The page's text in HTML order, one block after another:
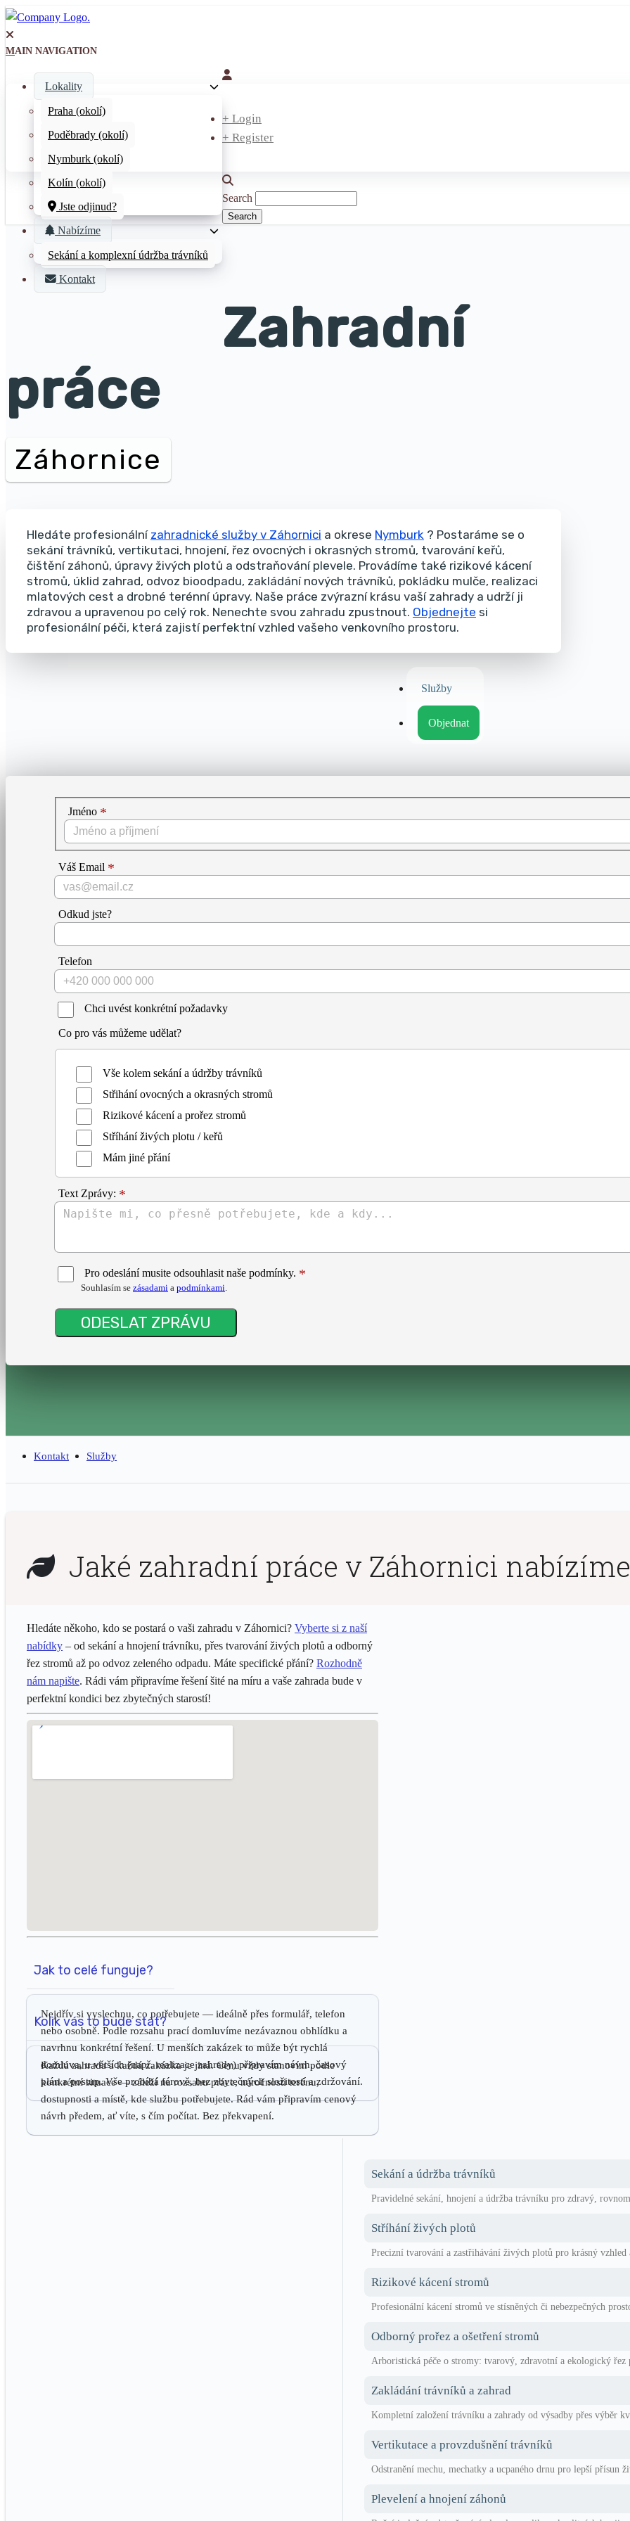
MAIN NAVIGATION
Lokality
Praha (okolí)
Poděbrady (okolí)
Nymburk (okolí)
Kolín (okolí)
Jste odjinud?
Nabízíme
Sekání a komplexní údržba trávníků
Kontakt
+ Login
+ Register
Search
Zahradní
práce
Záhornice
Hledáte profesionální zahradnické služby v Záhornici a okrese Nymburk ? Postaráme se o
sekání trávníků, vertikutaci, hnojení, řez ovocných i okrasných stromů, tvarování keřů,
čištění záhonů, úpravy živých plotů a odstraňování plevele. Provádíme také rizikové kácení
stromů, úklid zahrad, odvoz bioodpadu, zakládání nových trávníků, pokládku mulče, realizaci
mlatových cest a drobné terénní úpravy. Naše práce zvýrazní krásu vaší zahrady a udrží ji
zdravou a upravenou po celý rok. Nenechte svou zahradu zpustnout. Objednejte si
profesionální péči, která zajistí perfektní vzhled vašeho venkovního prostoru.
Služby
Objednat
Jméno
Váš Email
Odkud jste?
Telefon
Chci uvést konkrétní požadavky
Co pro vás můžeme udělat?
Vše kolem sekání a údržby trávníků
Střihání ovocných a okrasných stromů
Rizikové kácení a prořez stromů
Stříhání živých plotu / keřů
Mám jiné přání
Text Zprávy:
Pro odeslání musite odsouhlasit naše podmínky.
Souhlasím se zásadami a podmínkami
Kontakt Služby
Jaké zahradní práce v Záhornici
Hledáte někoho, kdo se postará o vaši zahradu v Záhornici? Vyberte si z naší
nabídky – od sekání a hnojení trávníku, přes tvarování živých plotů a odborný
řez stromů až po odvoz zeleného odpadu. Máte specifické přání? Rozhodně
nám napište. Rádi vám připravíme řešení šité na míru a vaše zahrada bude v
perfektní kondici bez zbytečných starostí!
Jak to celé funguje?
Nejdřív si vyslechnu, co potřebujete — ideálně přes formulář, telefon
nebo osobně. Podle rozsahu prací domluvíme nezávaznou obhlídku a
navrhnu konkrétní řešení. U menších zakázek to může být rychlá
domluva, u větších (např. realizace zahrady) připravím návrh, časový
plán a postup. Vše probíhá férově, bez zbytečných složitostí a zdržování.
Kolik vás to bude stát?
Každá zahrada a každá zakázka je jiná. Cenu vždy stanovím podle
konkrétní situace — záleží na rozsahu práce, náročnosti terénu,
dostupnosti a místě, kde službu potřebujete. Rád vám připravím cenový
návrh předem, ať víte, s čím počítat. Bez překvapení.
Sekání a údržba trávníků
Pravidelné sekání, hnojení a údržba trávníku pro zdravý,
Stříhání živých plotů
Precizní tvarování a zastřihávání živých plotů pro krásný vzhled
Rizikové kácení stromů
Profesionální kácení stromů ve stísněných či nebezpečných
Odborný prořez a ošetření stromů
Arboristická péče o stromy: tvarový, zdravotní a ekologický
Zakládání trávníků a zahrad
Kompletní založení trávníku a zahrady od výsadby přes výběr
Vertikutace a provzdušnění trávníků
Odstranění mechu, mechatky a ucpaného drnu pro lepší přísun
Plevelení a hnojení záhonů